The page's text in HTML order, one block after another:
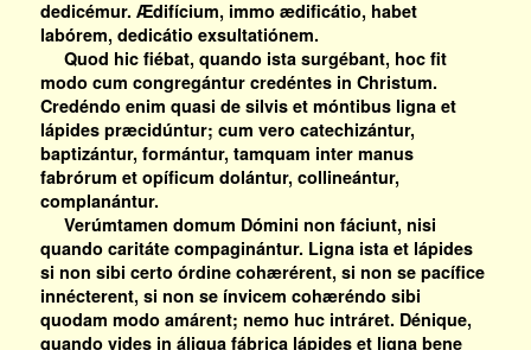
dedicémur. Ædifícium, immo ædificátio, habet
labórem, dedicátio exsultatiónem.
Quod hic fiébat, quando ista surgébant, hoc fit
modo cum congregántur credéntes in Christum.
Credéndo enim quasi de silvis et móntibus ligna et
lápides præcidúntur; cum vero catechizántur,
baptizántur, formántur, tamquam inter manus
fabrórum et opíficum dolántur, collineántur,
complanántur.
Verúmtamen domum Dómini non fáciunt, nisi
quando caritáte compaginántur. Ligna ista et lápides
si non sibi certo órdine cohærérent, si non se pacífice
innécterent, si non se ínvicem cohæréndo sibi
quodam modo amárent; nemo huc intráret. Dénique,
quando vides in áliqua fábrica lápides et ligna bene